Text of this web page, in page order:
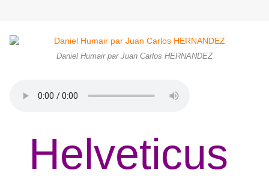
Daniel Humair par Juan Carlos HERNANDEZ
Helveticus